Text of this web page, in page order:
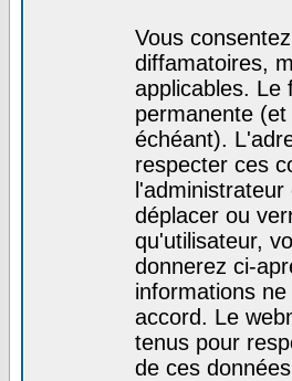
Vous
diffamatoires,
applicables. Le
permanente
échéant).
respecter ces
déplacer ou
qu'utilisateur,
donnerez ci-
informations
accord. Le
tenus pour
de ces